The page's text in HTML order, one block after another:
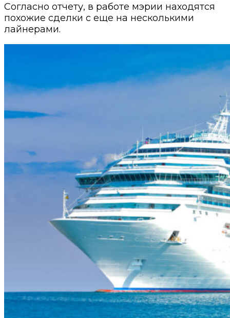
Согласно отчету, в работе мэрии находятся
похожие сделки с еще на несколькими
лайнерами.